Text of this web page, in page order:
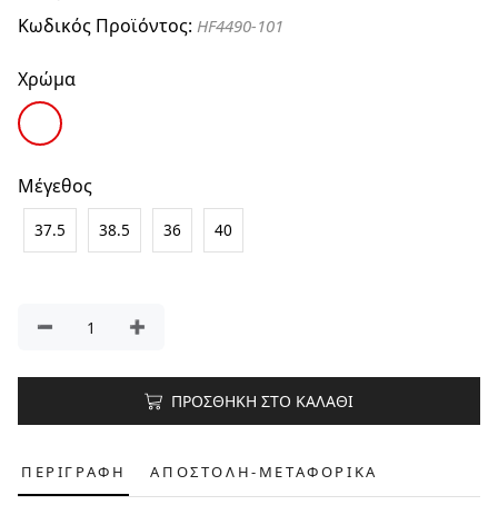
Κωδικός Προϊόντος: HF4490-101
Χρώμα
Μέγεθος
37.5 38.5 36 40
ΠΡΟΣΘΗΚΗ ΣΤΟ ΚΑΛΑΘΙ
ΠΕΡΙΓΡΑΦΗ ΑΠΟΣΤΟΛΗ-ΜΕΤΑΦΟΡΙΚΑ